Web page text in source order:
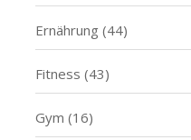
Ernährung (44)
Fitness (43)
Gym (16)